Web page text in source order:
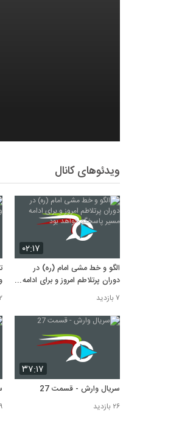
ویدئوهای کانال
۰۲:۱۷
الگو و خط مشی امام (ره) در
دوران پرتلاطم امروز و برای ادامه
مسیر پاسخگو خواهد بود
۷ بازدید ۱۲
۳۷:۱۷
سریال وارش - قسمت 27
۲۶ بازدید ۱۹